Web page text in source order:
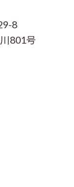
8
801号